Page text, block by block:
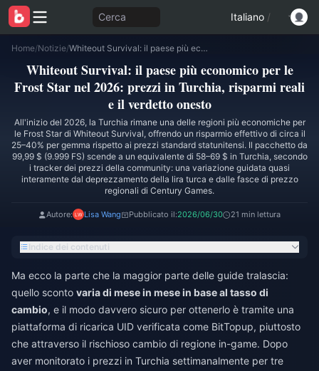
Cerca Italiano /
Home/Notizie/ Whiteout Survival: il paese più economico per le Frost Star nel 2026: prezzi in Turchia, risparmi reali e il verdetto onesto
Whiteout Survival: il paese più economico per le
Frost Star nel 2026: prezzi in Turchia, risparmi reali
e il verdetto onesto
All'inizio del 2026, la Turchia rimane una delle regioni più economiche per
le Frost Star di Whiteout Survival, offrendo un risparmio effettivo di circa il
25–40% per gemma rispetto ai prezzi standard statunitensi. Il pacchetto da
99,99 $ (9.999 FS) scende a un equivalente di 58–69 $ in Turchia, secondo
i tracker dei prezzi della community: una variazione guidata quasi
interamente dal deprezzamento della lira turca e dalle fasce di prezzo
regionali di Century Games.
Autore: Lisa Wang Pubblicato il:2026/06/30 21 min lettura
Indice dei contenuti
Ma ecco la parte che la maggior parte delle guide tralascia:
quello sconto varia di mese in mese in base al tasso di
cambio, e il modo davvero sicuro per ottenerlo è tramite una
piattaforma di ricarica UID verificata come BitTopup, piuttosto
che attraverso il rischioso cambio di regione in-game. Dopo
aver monitorato i prezzi in Turchia settimanalmente per tre